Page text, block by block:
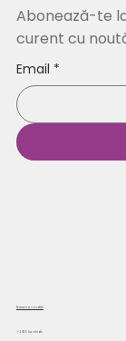
Termeni și condiții
© 2025 Iuvokids
Abonează-te
curent cu
Email *